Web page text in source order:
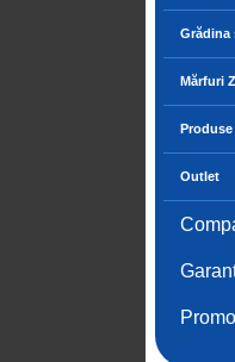
Grădina
Mărfuri
Outlet